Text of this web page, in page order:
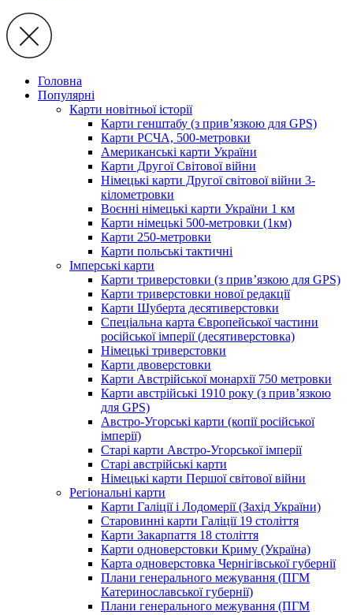
Головна
Популярні
Карти новітньої історії
Карти генштабу (з прив’язкою для GPS)
Карти РСЧА, 500-метровки
Американські карти України
Карти Другої Світової війни
Німецькі карти Другої світової війни 3-
кілометровки
Воєнні німецькі карти України 1 км
Карти німецькі 500-метровки (1км)
Карти 250-метровки
Карти польські тактичні
Імперські карти
Карти триверстовки (з прив’язкою для GPS)
Карти триверстовки нової редакції
Карти Шуберта десятиверстовки
Спеціальна карта Європейської частини
російської імперії (десятиверстовка)
Німецькі триверстовки
Карти двоверстовки
Карти Австрійської монархії 750 метровки
Карти австрійські 1910 року (з прив’язкою
для GPS)
Австро-Угорські карти (копії російської
імперії)
Старі карти Австро-Угорської імперії
Старі австрійські карти
Німецькі карти Першої світової війни
Регіональні карти
Карти Галіції і Лодомерії (Захід України)
Старовинні карти Галіції 19 століття
Карти Закарпаття 18 століття
Карти одноверстовки Криму (Україна)
Карта одноверстовка Чернігівської губернії
Плани генерального межування (ПГМ
Катеринославської губернії)
Плани генерального межування (ПГМ